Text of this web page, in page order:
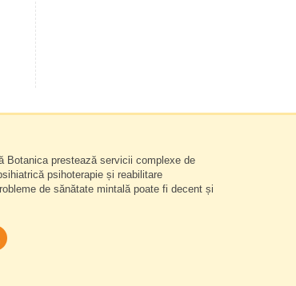
Botanica prestează servicii complexe de
psihoterapie și reabilitare
de sănătate mintală poate fi decent și